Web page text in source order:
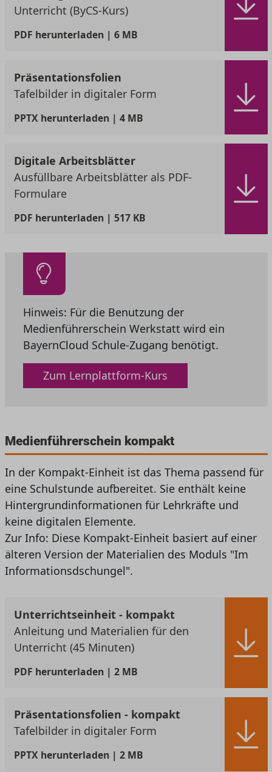
Unterricht (ByCS-Kurs)
PDF herunterladen | 6 MB
Präsentationsfolien
Tafelbilder in digitaler Form
PPTXherunterladen | 4 MB
Digitale Arbeitsblätter
Ausfüllbare Arbeitsblätter als PDF-
Formulare
PDF herunterladen | 517 KB
Hinweis: Für die Benutzung der
Medienführerschein Werkstatt wird ein
BayernCloud Schule-Zugang benötigt.
Zum Lernplattform-Kurs
Medienführerschein kompakt
In der Kompakt-Einheit ist das Thema passend für
eine Schulstunde aufbereitet. Sie enthält keine
Hintergrundinformationen für Lehrkräfte und
keine digitalen Elemente.
Zur Info: Diese Kompakt-Einheit basiert auf einer
älteren Version der Materialien des Moduls "Im
Informationsdschungel".
Unterrichtseinheit - kompakt
Anleitung und Materialien für den
Unterricht (45 Minuten)
PDF herunterladen | 2 MB
Präsentationsfolien - kompakt
Tafelbilder in digitaler Form
PPTXherunterladen | 2 MB